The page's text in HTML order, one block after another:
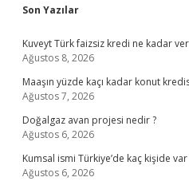
Sidebar
Son Yazılar
Kuveyt Türk faizsiz kredi ne kadar
Ağustos 8, 2026
Maaşın yüzde kaçı kadar konut
Ağustos 7, 2026
Doğalgaz avan projesi nedir ?
Ağustos 6, 2026
Kumsal ismi Türkiye’de kaç kişide var
Ağustos 6, 2026